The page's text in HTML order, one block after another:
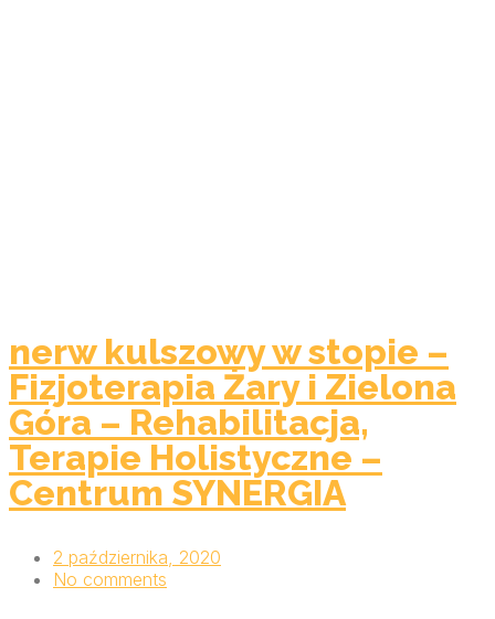
nerw kulszowy w stopie –
Fizjoterapia Żary i Zielona
Góra – Rehabilitacja,
Terapie Holistyczne –
Centrum SYNERGIA
2 października, 2020
No comments